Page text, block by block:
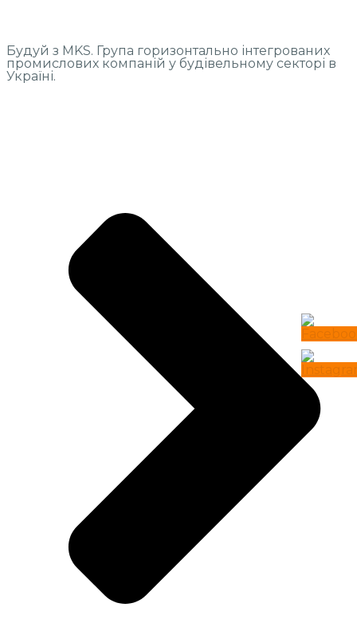
Будуй з MKS. Група горизонтально інтегрованих
промислових компаній у будівельному секторі в
Україні.